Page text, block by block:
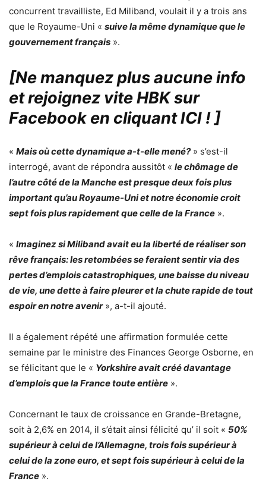
concurrent travailliste, Ed Miliband, voulait il y a trois ans
que le Royaume-Uni « suive la même dynamique que le
gouvernement français ».
[Ne manquez plus aucune info
et rejoignez vite HBK sur
Facebook en cliquant ICI !]
« Mais où cette dynamique a-t-elle mené? » s’est-il
interrogé, avant de répondra aussitôt « le chômage de
l’autre côté de la Manche est presque deux fois plus
important qu’au Royaume-Uni et notre économie croit
sept fois plus rapidement que celle de la France ».
« Imaginez si Miliband avait eu la liberté de réaliser son
rêve français: les retombées se feraient sentir via des
pertes d’emplois catastrophiques, une baisse du niveau
de vie, une dette à faire pleurer et la chute rapide de tout
espoir en notre avenir », a-t-il ajouté.
Il a également répété une affirmation formulée cette
semaine par le ministre des Finances George Osborne, en
se félicitant que le « Yorkshire avait créé davantage
d’emplois que la France toute entière ».
Concernant le taux de croissance en Grande-Bretagne,
soit à 2,6% en 2014, il s’était ainsi félicité qu’ il soit « 50%
supérieur à celui de l’Allemagne, trois fois supérieur à
celui de la zone euro, et sept fois supérieur à celui de la
France ».